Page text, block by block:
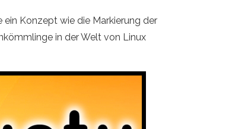
Konzept wie die Markierung der
in der Welt von Linux